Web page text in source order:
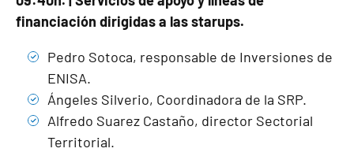
financiación dirigidas a las starups.
Pedro Sotoca, responsable de Inversiones de
ENISA.
Ángeles Silverio, Coordinadora de la SRP.
Alfredo Suarez Castaño, director Sectorial
Territorial.